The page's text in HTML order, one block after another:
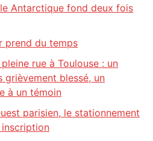
Antarctique fond deux fois
prend du temps
rue à Toulouse : un
grièvement blessé, un
à un témoin
parisien, le stationnement